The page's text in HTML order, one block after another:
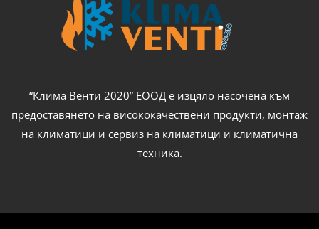
“Клима Венти 2020” ЕООД е изцяло насочена към
предоставянето на висококачествени продукти, монтаж
на климатици и сервиз на климатици и климатична
техника.